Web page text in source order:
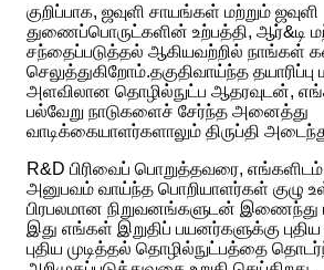
குறிப்பாக, ஜவுளி சாயங்கள் மற்றும் ஜவுளி
துணைப்பொருட்களின் உற்பத்தி, ஆர்&டி
சந்தைப்படுத்தல் ஆகியவற்றில் நாங்கள்
செலுத்துகிறோம்.தகுதிவாய்ந்த தயாரிப்பு
அளவிலான தொழில்நுட்ப ஆதரவுடன்,
பல்வேறு நாடுகளைச் சேர்ந்த அனைத்து
வாடிக்கையாளர்களாலும் திருப்தி
R&D பிரிவைப் பொறுத்தவரை, எங்களிடம்
அனுபவம் வாய்ந்த பொறியாளர்கள் குழு
பிரபலமான நிறுவனங்களுடன் இணைந்து
இது எங்கள் இறுதிப் பயனர்களுக்கு புதிய
புதிய முடித்தல் தொழில்நுட்பத்தை